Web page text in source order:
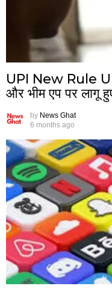
UPI New Rule
और भीम एप पर लागू
by News Ghat
6 months ago